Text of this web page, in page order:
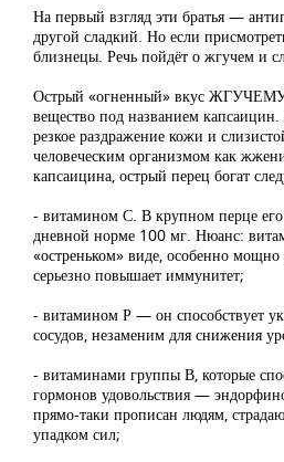
На первый взгляд эти братья —
другой сладкий. Но если
близнецы. Речь пойдёт о жгучем и
Острый «огненный» вкус
вещество под названием
резкое раздражение кожи и
человеческим организмом как
капсаицина, острый перец богат
- витамином С. В крупном перце
дневной норме 100 мг. Нюанс:
«остреньком» виде, особенно
серьезно повышает иммунитет;
- витамином Р — он способствует
сосудов, незаменим для снижения
- витаминами группы В, которые
гормонов удовольствия —
прямо-таки прописан людям,
упадком сил;